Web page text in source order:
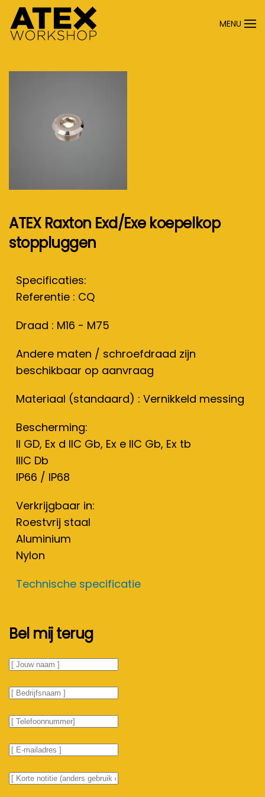
Terug naar hoofdinhoud
MENU
ATEX Raxton Exd/Exe koepelkop
stoppluggen
Specificaties:
Referentie : CQ
Draad : M16 - M75
Andere maten / schroefdraad zijn
beschikbaar op aanvraag
Materiaal (standaard) : Vernikkeld messing
Bescherming:
II GD, Ex d IIC Gb, Ex e IIC Gb, Ex tb
IIIC Db
IP66 / IP68
Verkrijgbaar in:
Roestvrij staal
Aluminium
Nylon
Technische specificatie
Bel mij terug